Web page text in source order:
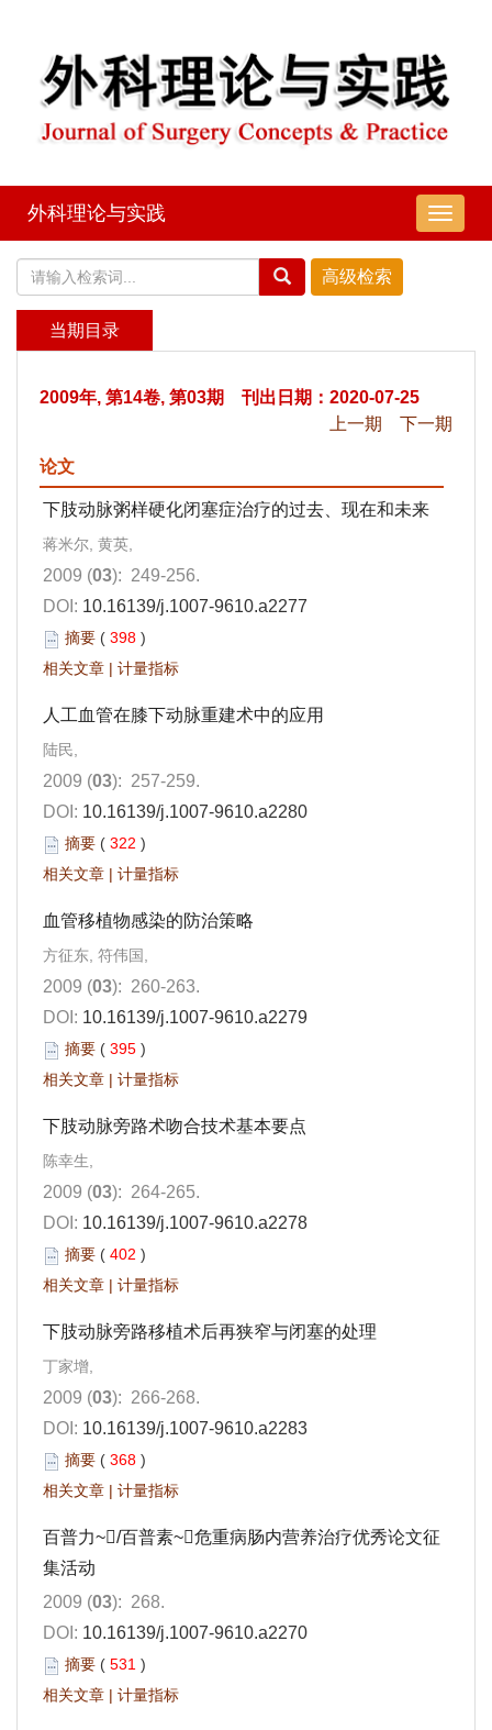
导
航
外科理论与实践
当期目录
2009年, 第14卷, 第03期 刊出日期：2020-07-25
上一期
下一期
论文
下肢动脉粥样硬化闭塞症治疗的过去、现在和未来
蒋米尔, 黄英,
2009 (03): 249-256.
DOI: 10.16139/j.1007-9610.a2277
摘要 ( 398 )
相关文章 | 计量指标
人工血管在膝下动脉重建术中的应用
陆民,
2009 (03): 257-259.
DOI: 10.16139/j.1007-9610.a2280
摘要 ( 322 )
相关文章 | 计量指标
血管移植物感染的防治策略
方征东, 符伟国,
2009 (03): 260-263.
DOI: 10.16139/j.1007-9610.a2279
摘要 ( 395 )
相关文章 | 计量指标
下肢动脉旁路术吻合技术基本要点
陈幸生,
2009 (03): 264-265.
DOI: 10.16139/j.1007-9610.a2278
摘要 ( 402 )
相关文章 | 计量指标
下肢动脉旁路移植术后再狭窄与闭塞的处理
丁家增,
2009 (03): 266-268.
DOI: 10.16139/j.1007-9610.a2283
摘要 ( 368 )
相关文章 | 计量指标
百普力~/百普素~危重病肠内营养治疗优秀论文征
集活动
2009 (03): 268.
DOI: 10.16139/j.1007-9610.a2270
摘要 ( 531 )
相关文章 | 计量指标